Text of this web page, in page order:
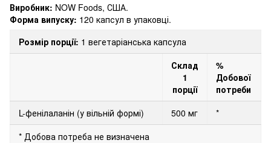
Виробник: NOW Foods, США.
Форма випуску: 120 капсул в упаковці.
Розмір порції: 1 вегетаріанська капсула
Склад
1
порції
%
Добової
потреби
L-фенілаланін (у вільній формі)
500 мг
*
* Добова потреба не визначена